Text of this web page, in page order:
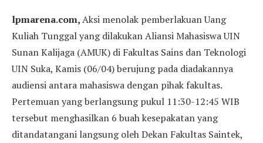
lpmarena.com,Aksi menolak pemberlakuan Uang
Kuliah Tunggal yang dilakukan Aliansi Mahasiswa UIN
Sunan Kalijaga (AMUK) di Fakultas Sains dan Teknologi
UIN Suka, Kamis (06/04) berujung pada diadakannya
audiensi antara mahasiswa dengan pihak fakultas.
Pertemuan yang berlangsung pukul 11:30-12:45 WIB
tersebut menghasilkan 6 buah kesepakatan yang
ditandatangani langsung oleh Dekan Fakultas Saintek,